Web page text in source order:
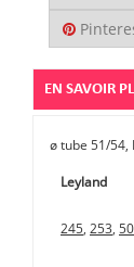
EN SAVOIR
ø tube 51/54,
Leyland
245, 253,